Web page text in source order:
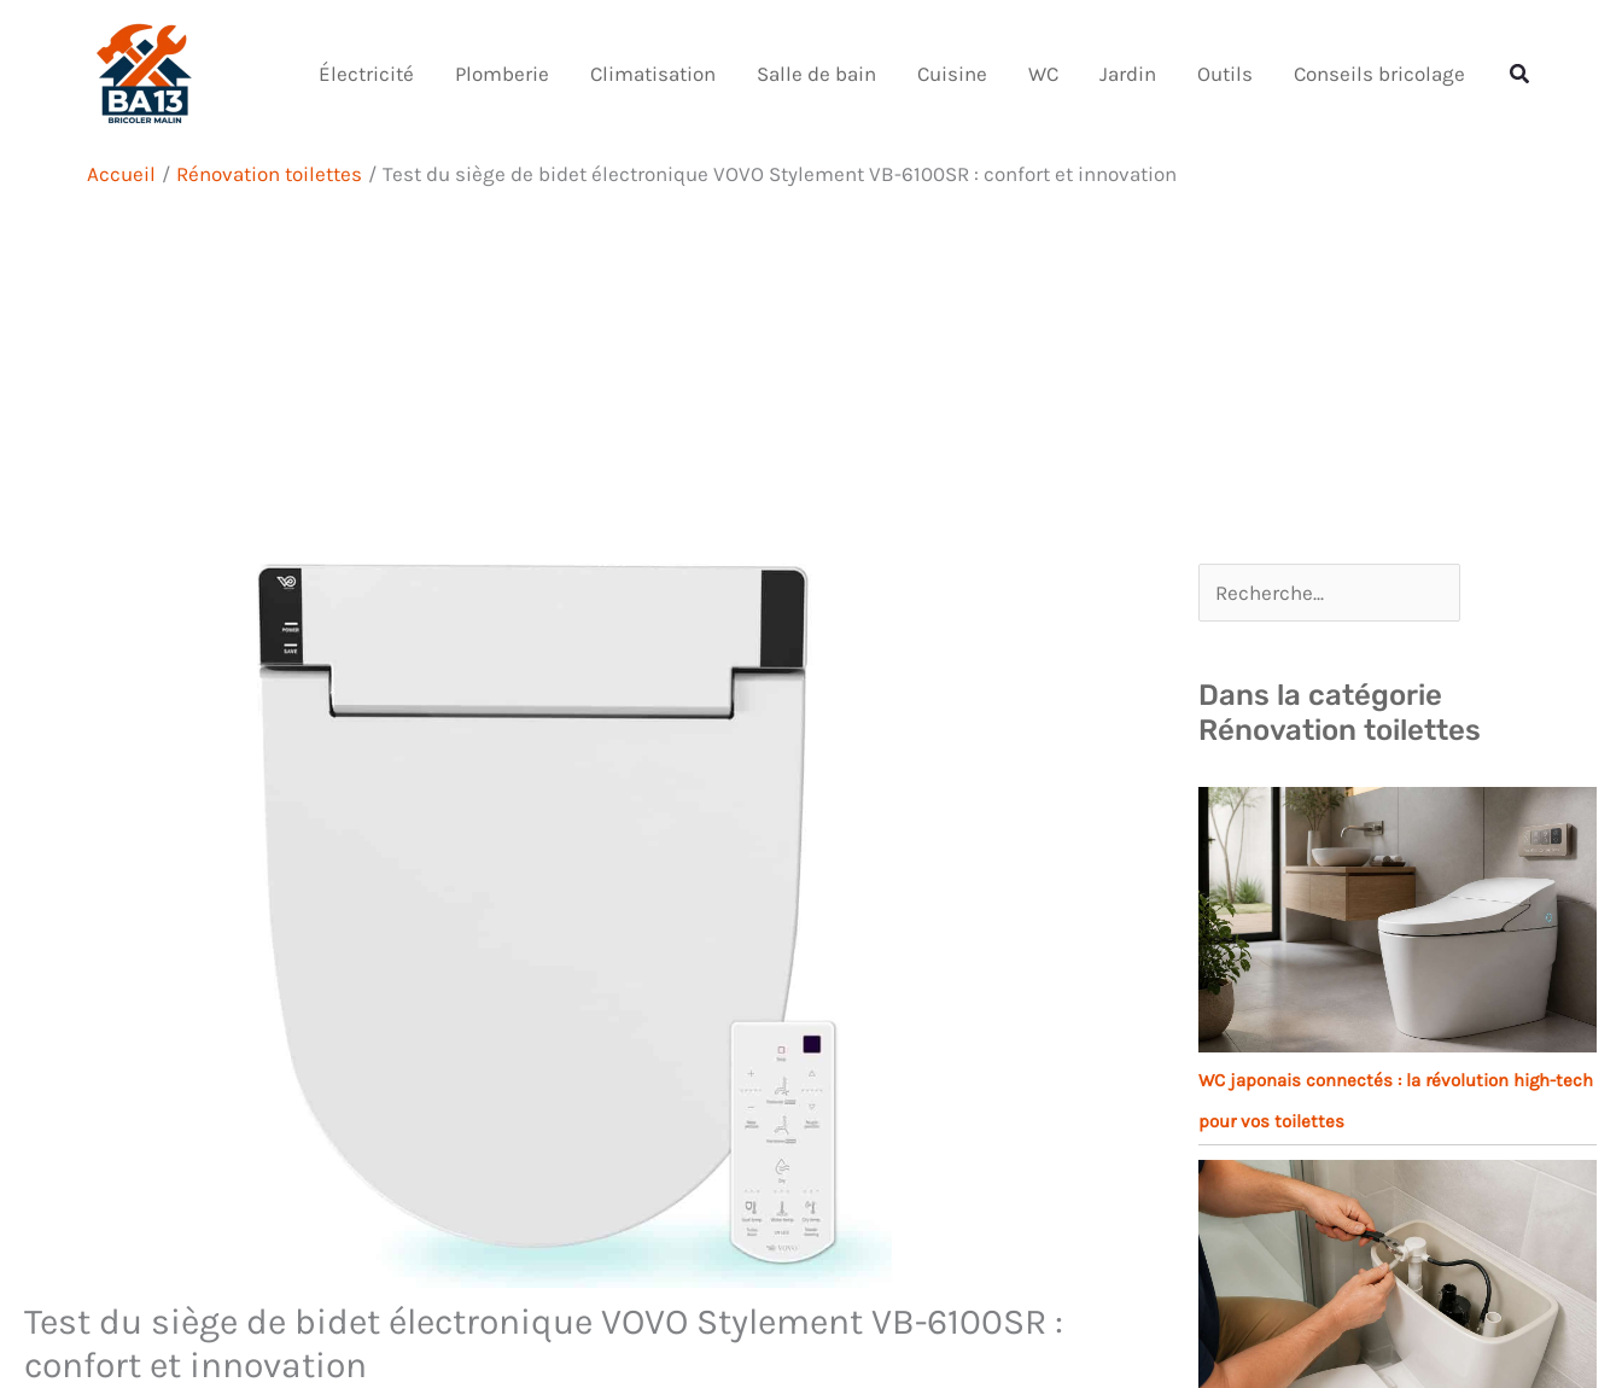
Électricité Plomberie Climatisation Salle de bain Cuisine WC Jardin Outils Conseils bricolage Rechercher
Accueil Rénovation toilettes Test du siège de bidet électronique VOVO Stylement VB-6100SR : confort et innovation
Test du siège de bidet électronique VOVO Stylement VB-6100SR :
confort et innovation
Dans la catégorie
Rénovation toilettes
WC japonais connectés : la révolution high-tech
pour vos toilettes